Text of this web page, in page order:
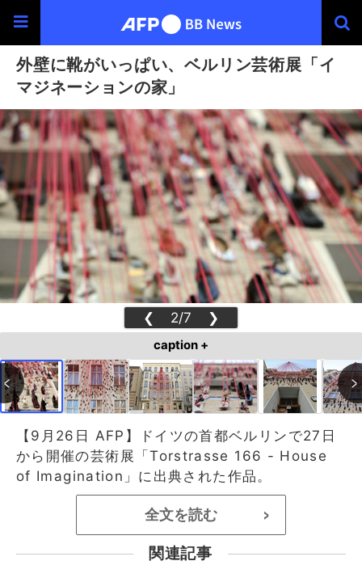
外壁に靴がいっぱい、ベルリン芸術展「イ
マジネーションの家」
❮ 2/7 ❯
caption +
【9月26日 AFP】ドイツの首都ベルリンで27日
から開催の芸術展「Torstrasse 166 - House
of Imagination」に出典された作品。
全文を読む >
関連記事